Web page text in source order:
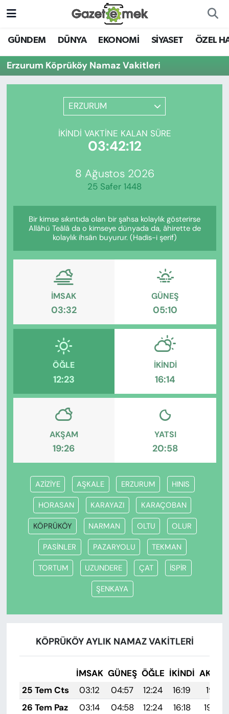
GÜNDEM DÜNYA EKONOMİ SİYASET ÖZEL
Erzurum Köprüköy Namaz Vakitleri
ERZURUM
İKINDI VAKTINE KALAN SÜRE
03:42:12
8 Ağustos 2026
25 Safer 1448
Bir kimse sıkıntıda olan bir şahsa kolaylık gösterirse
Allâhü Teâlâ da o kimseye dünyada da, âhirette de
kolaylık ihsân buyurur. (Hadis-i şerif)
İMSAK
03:32
GÜNEŞ
05:10
ÖĞLE
12:23
İKINDI
16:14
AKŞAM
19:26
YATSI
20:58
AZİZİYE AŞKALE ERZURUM HINIS
HORASAN KARAYAZI KARAÇOBAN
KÖPRÜKÖY NARMAN OLTU OLUR
PASİNLER PAZARYOLU TEKMAN
TORTUM UZUNDERE ÇAT İSPİR
ŞENKAYA
KÖPRÜKÖY AYLIK NAMAZ VAKITLERI
İMSAK GÜNEŞ ÖĞLE İKINDI
25 Tem Cts
03:12 04:57 12:24 16:19
19:41
26 Tem Paz
03:14 04:58 12:24 16:18
19:40
DÜNYA
EKONOMİ
YENİ MEDYADA EMEK
GAZETECİLİĞİNİ GELİŞTİRMEK
EĞİTİM
KADIN
SAĞLIK
KÜLTÜR-SANAT
MAGAZİN
ÖZEL HABER
SİYASET
VAN VE DİYARBAKIR HABERLERİ
Nöbetçi Eczaneler
Hava Durumu
Trafik Durumu
Süper Lig Puan Durumu ve Fikstür
Tüm Manşetler
Haber Arşivi